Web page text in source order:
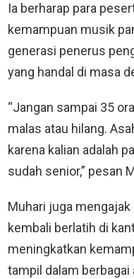
Ia berharap para
kemampuan musik
generasi penerus
yang handal di masa
“Jangan sampai 35
malas atau hilang.
karena kalian adalah
sudah senior,” pesan
Muhari juga
kembali berlatih di
meningkatkan
tampil dalam berbagai